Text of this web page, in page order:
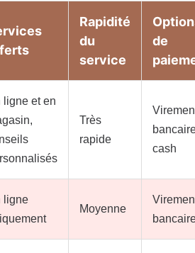
Rapidité
du
service
de
ligne et en
Très
rapide
cash
ligne
Moyenne